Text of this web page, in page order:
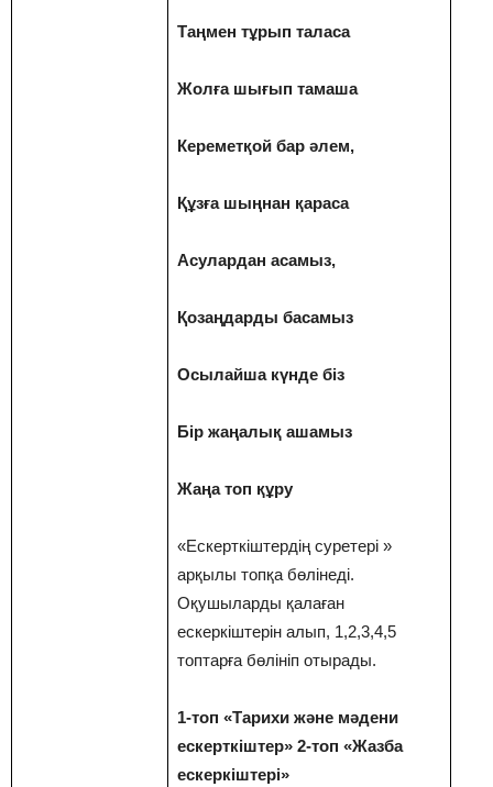
Таңмен тұрып таласа
Жолға шығып тамаша
Кереметқой бар әлем,
Құзға шыңнан қараса
Асулардан асамыз,
Қозаңдарды басамыз
Осылайша күнде біз
Бір жаңалық ашамыз
Жаңа топ құру
«Ескерткіштердің суретері »
арқылы топқа бөлінеді.
Оқушыларды қалаған
ескеркіштерін алып, 1,2,3,4,5
топтарға бөлініп отырады.
1-топ «Тарихи және мәдени
ескерткіштер» 2-топ «Жазба
ескеркіштері»